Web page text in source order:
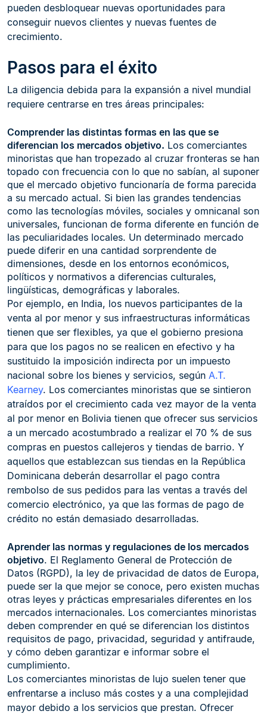
pueden desbloquear nuevas oportunidades para
conseguir nuevos clientes y nuevas fuentes de
crecimiento.
Pasos para el éxito
La diligencia debida para la expansión a nivel mundial
requiere centrarse en tres áreas principales:
Comprender las distintas formas en las que se
diferencian los mercados objetivo. Los comerciantes
minoristas que han tropezado al cruzar fronteras se han
topado con frecuencia con lo que no sabían, al suponer
que el mercado objetivo funcionaría de forma parecida
a su mercado actual. Si bien las grandes tendencias
como las tecnologías móviles, sociales y omnicanal son
universales, funcionan de forma diferente en función de
las peculiaridades locales. Un determinado mercado
puede diferir en una cantidad sorprendente de
dimensiones, desde en los entornos económicos,
políticos y normativos a diferencias culturales,
lingüísticas, demográficas y laborales.
Por ejemplo, en India, los nuevos participantes de la
venta al por menor y sus infraestructuras informáticas
tienen que ser flexibles, ya que el gobierno presiona
para que los pagos no se realicen en efectivo y ha
sustituido la imposición indirecta por un impuesto
nacional sobre los bienes y servicios, según A.T.
Kearney. Los comerciantes minoristas que se sintieron
atraídos por el crecimiento cada vez mayor de la venta
al por menor en Bolivia tienen que ofrecer sus servicios
a un mercado acostumbrado a realizar el 70 % de sus
compras en puestos callejeros y tiendas de barrio. Y
aquellos que establezcan sus tiendas en la República
Dominicana deberán desarrollar el pago contra
rembolso de sus pedidos para las ventas a través del
comercio electrónico, ya que las formas de pago de
crédito no están demasiado desarrolladas.
Aprender las normas y regulaciones de los mercados
objetivo. El Reglamento General de Protección de
Datos (RGPD), la ley de privacidad de datos de Europa,
puede ser la que mejor se conoce, pero existen muchas
otras leyes y prácticas empresariales diferentes en los
mercados internacionales. Los comerciantes minoristas
deben comprender en qué se diferencian los distintos
requisitos de pago, privacidad, seguridad y antifraude,
y cómo deben garantizar e informar sobre el
cumplimiento.
Los comerciantes minoristas de lujo suelen tener que
enfrentarse a incluso más costes y a una complejidad
mayor debido a los servicios que prestan. Ofrecer